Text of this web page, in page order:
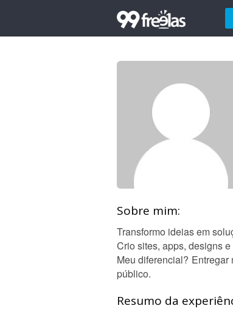
Sobre mim:
Transformo ideias em
Crio sites, apps, designs
Meu diferencial?
público.
Resumo da